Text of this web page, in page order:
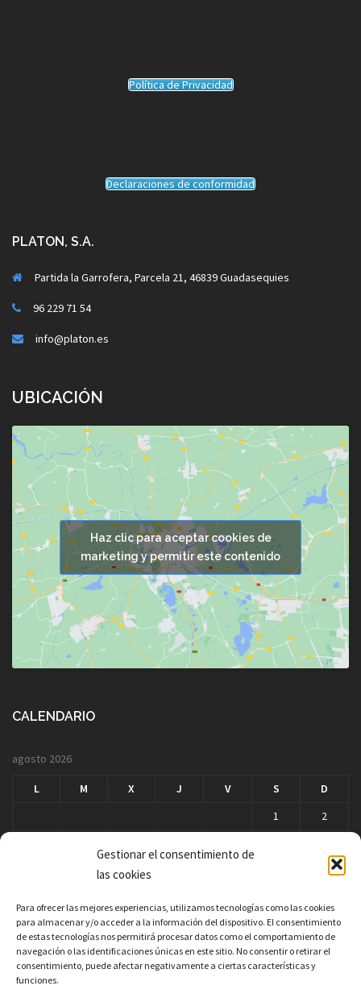
Gestionar el consentimiento de
las cookies
Para ofrecer las mejores experiencias, utilizamos tecnologías como las cookies
para almacenar y/o acceder a la información del dispositivo. El consentimiento
de estas tecnologías nos permitirá procesar datos como el comportamiento de
navegación o las identificaciones únicas en este sitio. No consentir o retirar el
consentimiento, puede afectar negativamente a ciertas características y
funciones.
Política de Privacidad
Declaraciones de conformidad
PLATON, S.A.
Partida la Garrofera, Parcela 21, 46839 Guadasequies
96 229 71 54
info@platon.es
UBICACIÓN
Haz clic para aceptar cookies de
marketing y permitir este contenido
CALENDARIO
agosto 2026
L M X J V S
D
1
2
12
16
24
25 26 27 28 29
30
31
« Mar